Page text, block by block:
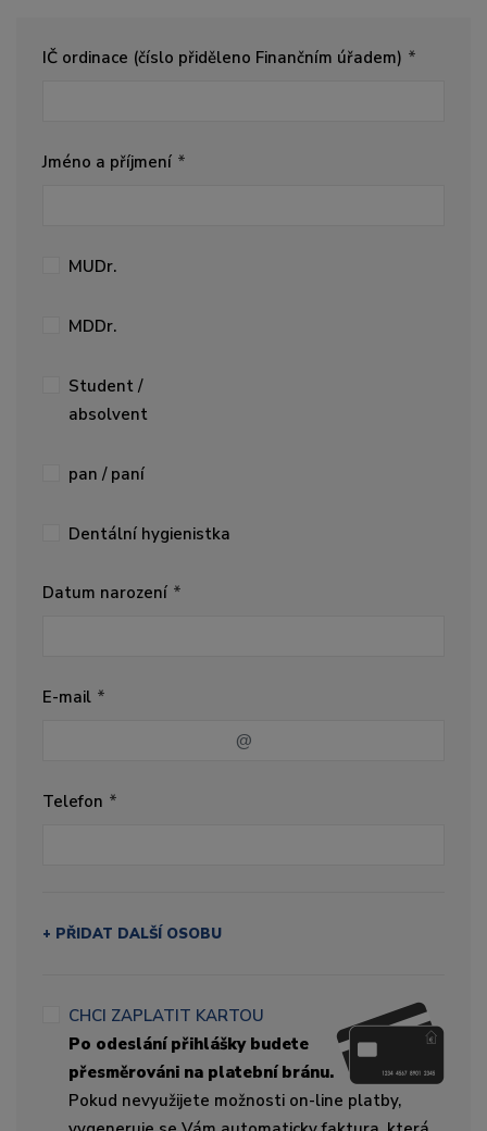
IČ ordinace (číslo přiděleno Finančním úřadem)
Jméno a příjmení
MUDr.
MDDr.
Student /
absolvent
pan / paní
Dentální hygienistka
Datum narození
E-mail
Telefon
+ PŘIDAT DALŠÍ OSOBU
CHCI ZAPLATIT KARTOU
Po odeslání přihlášky budete
přesměrováni na platební bránu.
Pokud nevyužijete možnosti on-line platby,